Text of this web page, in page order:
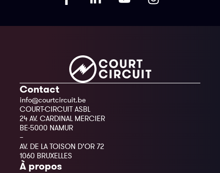
Contact
info@courtcircuit.be
COURT-CIRCUIT ASBL
24 AV. CARDINAL MERCIER
BE-5000 NAMUR
–
AV. DE LA TOISON D’OR 72
1060 BRUXELLES
À propos